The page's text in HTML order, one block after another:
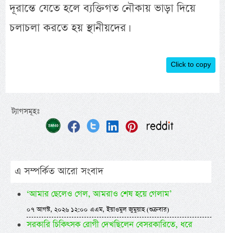
দূরান্তে যেতে হলে ব্যক্তিগত নৌকায় ভাড়া দিয়ে
চলাচলা করতে হয় স্থানীয়দের।
Click to copy
ট্যাগসমূহঃ
এ সম্পর্কিত আরো সংবাদ
‘আমার ছেলেও গেল, আমরাও শেষ হয়ে গেলাম’
০৭ আগস্ট, ২০২৬ ১২:০০ এএম, ইয়াওমুল জুমুয়াহ (শুক্রবার)
সরকারি চিকিৎসক রোগী দেখছিলেন বেসরকারিতে, ধরে